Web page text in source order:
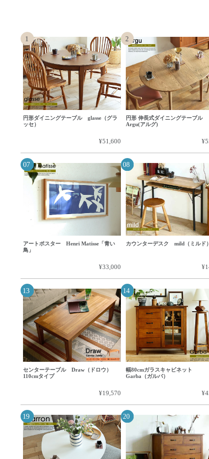
円形ダイニングテーブル glasse（グラ
ッセ）
¥51,600
円形 伸長式ダイニングテーブル
Argu(アルグ)
アートポスター Henri Matisse「青い
鳥」
¥33,000
カウンターデスク mild（ミルド）
センターテーブル Draw（ドロウ）
110cmタイプ
¥19,570
幅80cmガラスキャビネット
Garba（ガルバ）